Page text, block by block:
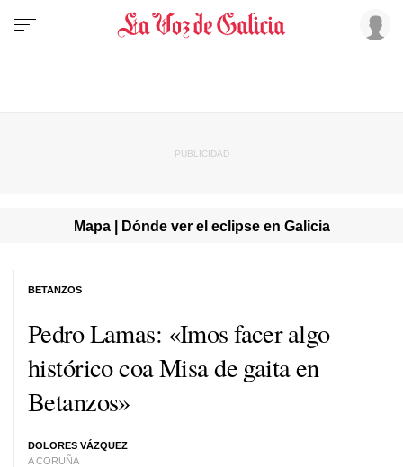
Mapa | Dónde ver el eclipse en Galicia
Pedro Lamas: «Imos facer algo
histórico coa Misa de gaita en
Betanzos»
DOLORES VÁZQUEZ
A CORUÑA
BETANZOS